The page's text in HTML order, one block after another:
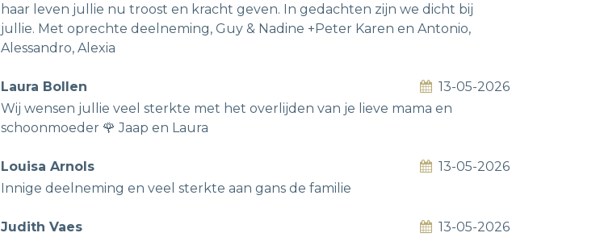
haar leven jullie nu troost en kracht geven. In gedachten zijn we dicht bij
jullie. Met oprechte deelneming, Guy & Nadine +Peter Karen en Antonio,
Alessandro, Alexia
Laura Bollen
13-05-2026
Wij wensen jullie veel sterkte met het overlijden van je lieve mama en
schoonmoeder 🌹 Jaap en Laura
Louisa Arnols
13-05-2026
Innige deelneming en veel sterkte aan gans de familie
Judith Vaes
13-05-2026